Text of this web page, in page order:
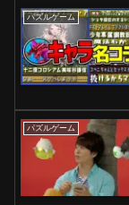
パズルゲーム
パズルゲーム